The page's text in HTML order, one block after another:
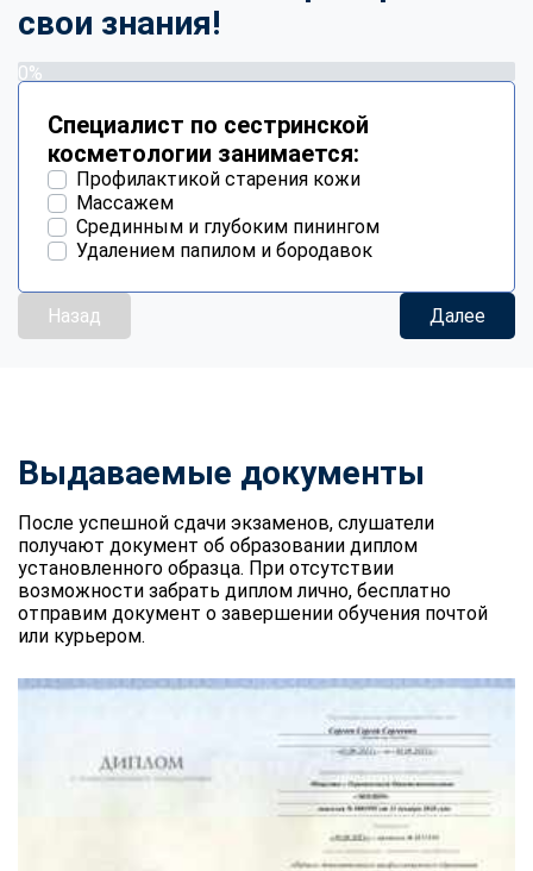
свои знания!
0%
Специалист по сестринской
косметологии занимается:
Профилактикой старения кожи
Массажем
Срединным и глубоким пинингом
Удалением папилом и бородавок
Назад Далее
Выдаваемые документы
После успешной сдачи экзаменов, слушатели
получают документ об образовании диплом
установленного образца. При отсутствии
возможности забрать диплом лично, бесплатно
отправим документ о завершении обучения почтой
или курьером.